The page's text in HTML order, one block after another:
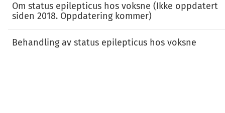
Om status epilepticus hos voksne (Ikke oppdatert
siden 2018. Oppdatering kommer)
Behandling av status epilepticus hos voksne